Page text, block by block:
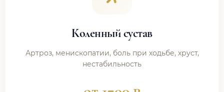
Коленный сустав
Артроз, менископатии, боль при ходьбе, хруст,
нестабильность